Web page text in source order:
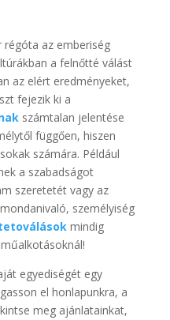
az emberiség
a felnőtté válást
az elért eredményeket,
fejezik ki a
számtalan jelentése
függően, hiszen
számára. Például
a szabadságot
szeretetét vagy az
személyiség
mindig
egyediségét egy
el honlapunkra, a
meg ajánlatainkat,